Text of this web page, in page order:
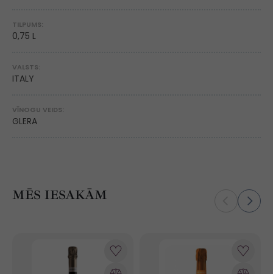
TILPUMS:
0,75 L
VALSTS:
ITALY
VĪNOGU VEIDS:
GLERA
MĒS IESAKĀM